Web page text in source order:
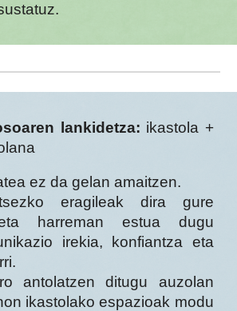
lankidetza: ikastola +
ez da gelan amaitzen.
eragileak dira gure
harreman estua dugu
irekia, konfiantza eta
antolatzen ditugu auzolan
ikastolako espazioak modu